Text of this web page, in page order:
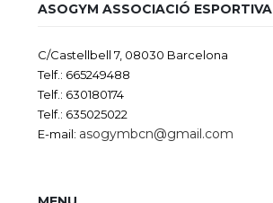
ASOGYM ASSOCIACIÓ ESPORTIVA
C/Castellbell 7, 08030 Barcelona
Telf.: 665249488
Telf.: 630180174
Telf.: 635025022
E-mail: asogymbcn@gmail.com